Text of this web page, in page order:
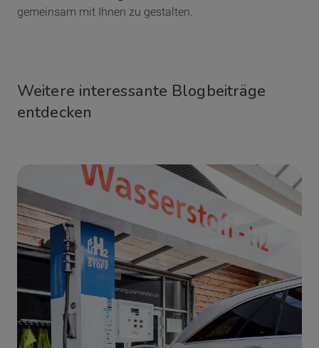
gemeinsam mit Ihnen zu gestalten.
Weitere interessante Blogbeiträge
entdecken